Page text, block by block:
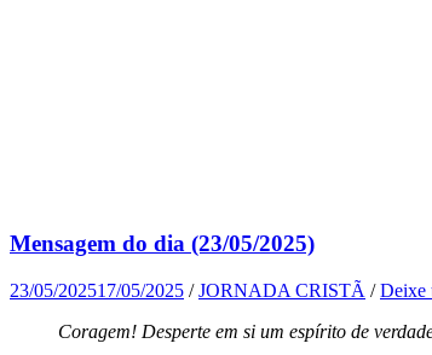
Mensagem do dia (23/05/2025)
23/05/202517/05/2025 /JORNADA CRISTÃ /Deixe
Coragem! Desperte em si um espírito de